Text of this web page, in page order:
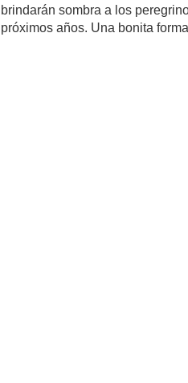
brindarán sombra a los
próximos años. Una bonita